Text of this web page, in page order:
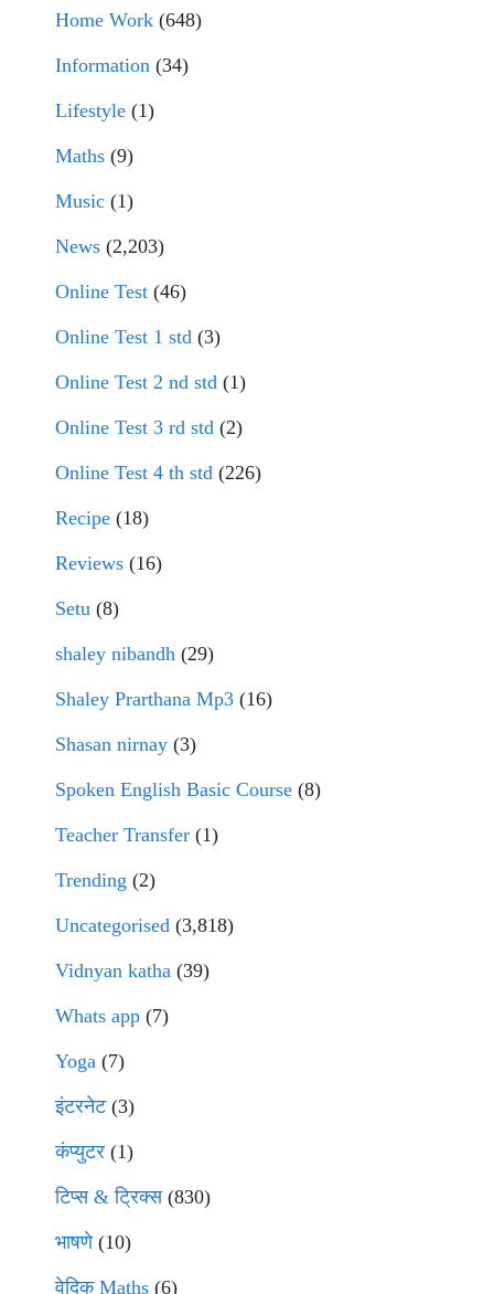
Home Work (648)
Information (34)
Lifestyle (1)
Maths (9)
Music (1)
News (2,203)
Online Test (46)
Online Test 1 std (3)
Online Test 2 nd std (1)
Online Test 3 rd std (2)
Online Test 4 th std (226)
Recipe (18)
Reviews (16)
Setu (8)
shaley nibandh (29)
Shaley Prarthana Mp3 (16)
Shasan nirnay (3)
Spoken English Basic Course (8)
Teacher Transfer (1)
Trending (2)
Uncategorised (3,818)
Vidnyan katha (39)
Whats app (7)
Yoga (7)
इंटरनेट(3)
कंप्युटर (1)
टिप्स & ट्रिक्स(830)
भाषणे(10)
वेदिक Maths (6)